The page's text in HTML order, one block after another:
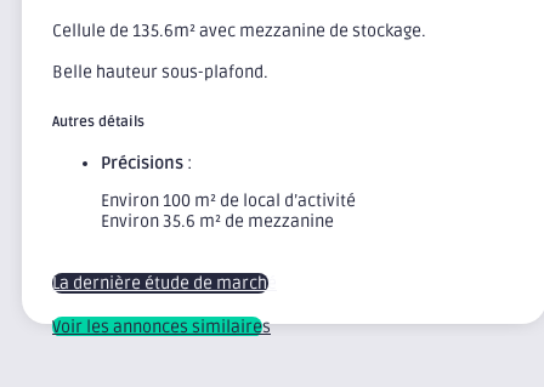
Cellule de 135.6m² avec mezzanine de stockage.
Belle hauteur sous-plafond.
Autres détails
Précisions :
Environ 100 m² de local d’activité
Environ 35.6 m² de mezzanine
La dernière étude de marché
Voir les annonces similaires